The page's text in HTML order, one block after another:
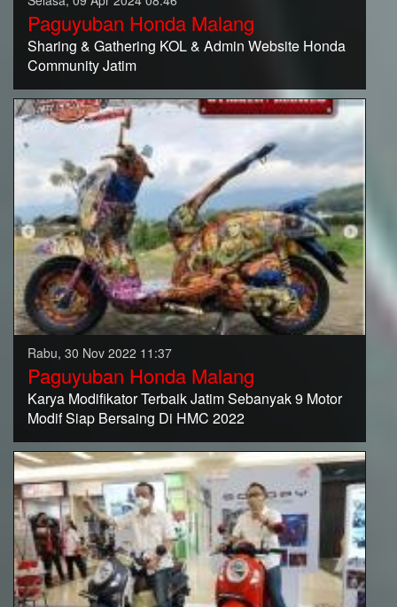
Paguyuban Honda Malang
Sharing & Gathering KOL & Admin Website Honda
Community Jatim
Rabu, 30 Nov 2022 11:37
Paguyuban Honda Malang
Karya Modifikator Terbaik Jatim Sebanyak 9 Motor
Modif Siap Bersaing Di HMC 2022